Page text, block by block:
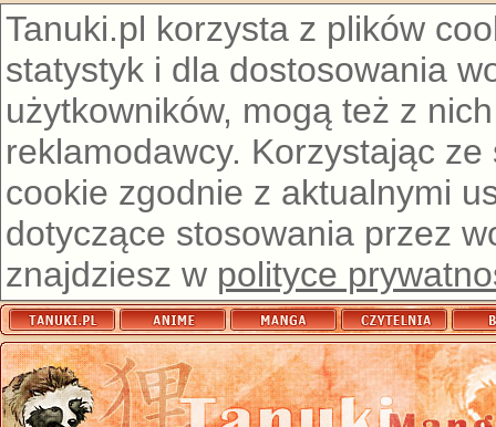
Tanuki.pl korzysta z plików
statystyk i dla dostosowania
użytkowników, mogą też z
reklamodawcy. Korzystając
cookie zgodnie z aktualnymi
dotyczące stosowania przez
znajdziesz w polityce